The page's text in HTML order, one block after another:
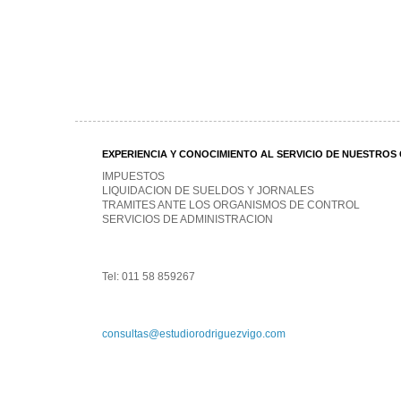
EXPERIENCIA Y CONOCIMIENTO AL SERVICIO DE NUESTROS
IMPUESTOS
LIQUIDACION DE SUELDOS Y JORNALES
TRAMITES ANTE LOS ORGANISMOS DE CONTROL
SERVICIOS DE ADMINISTRACION
Tel: 011 58 859267
consultas@estudiorodriguezvigo.com